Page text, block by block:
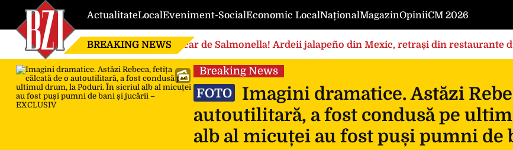
ActualitateLocalEveniment-SocialEconomic LocalNaționalMagazinOpiniiCM 2026
BREAKING NEWS Focar de Salmonella! Ardeii jalapeño din Mexic, retrași din restaurante
Breaking News
FOTO
Imagini dramatice. Astăzi
autoutilitară, a fost condusă pe
alb al micuței au fost puși pumni de